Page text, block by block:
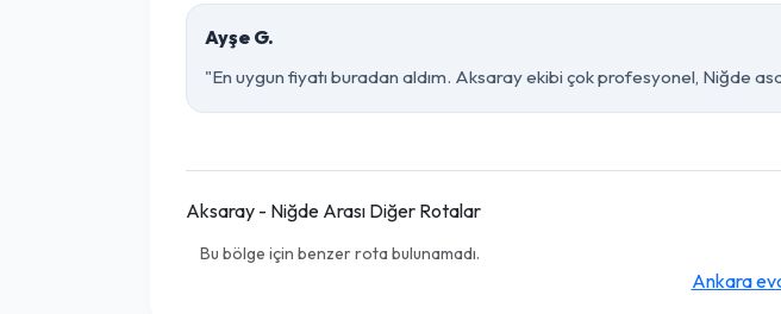
Ayşe G.
"En uygun fiyatı buradan aldım. Aksaray ekibi çok profesyonel, Niğde
Aksaray - Niğde Arası Diğer Rotalar
Bu bölge için benzer rota bulunamadı.
Ankara